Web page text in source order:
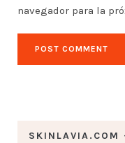
navegador para la
SKINLAVIA.COM